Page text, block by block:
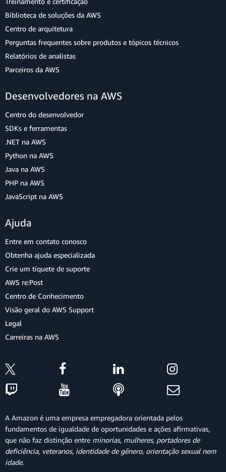
Biblioteca de soluções da AWS
Centro de arquitetura
Perguntas frequentes sobre produtos e tópicos técnicos
Relatórios de analistas
Parceiros da AWS
Desenvolvedores na AWS
Centro do desenvolvedor
SDKs e ferramentas
.NET na AWS
Python na AWS
Java na AWS
PHP na AWS
JavaScript na AWS
Ajuda
Entre em contato conosco
Obtenha ajuda especializada
Crie um tíquete de suporte
AWS re:Post
Centro de Conhecimento
Visão geral do AWS Support
Legal
Carreiras na AWS
A Amazon é uma empresa empregadora orientada pelos
fundamentos de igualdade de oportunidades e ações afirmativas,
que não faz distinção entre minorias, mulheres, portadores de
deficiência, veteranos, identidade de gênero, orientação sexual nem
idade.